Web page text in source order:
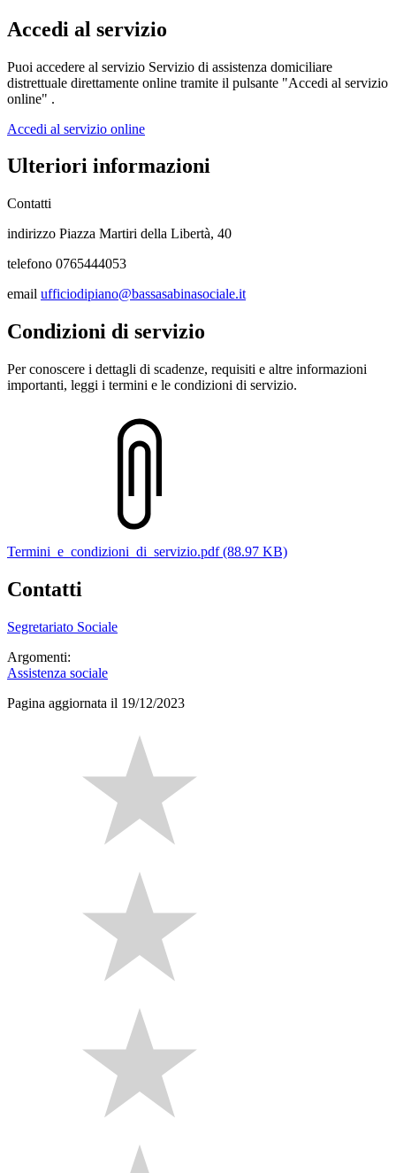
Accedi al servizio
Puoi accedere al servizio Servizio di assistenza domiciliare
distrettuale direttamente online tramite il pulsante "Accedi al servizio
online" .
Accedi al servizio online
Ulteriori informazioni
Contatti
indirizzo Piazza Martiri della Libertà, 40
telefono 0765444053
email ufficiodipiano@bassasabinasociale.it
Condizioni di servizio
Per conoscere i dettagli di scadenze, requisiti e altre informazioni
importanti, leggi i termini e le condizioni di servizio.
Termini_e_condizioni_di_servizio.pdf (88.97 KB)
Contatti
Segretariato Sociale
Argomenti:
Assistenza sociale
Pagina aggiornata il 19/12/2023